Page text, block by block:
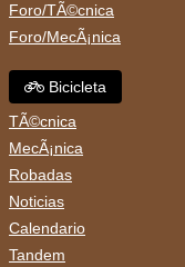
Foro/TÃ©cnica
Foro/MecÃ¡nica
Bicicleta
TÃ©cnica
MecÃ¡nica
Robadas
Noticias
Calendario
Tandem